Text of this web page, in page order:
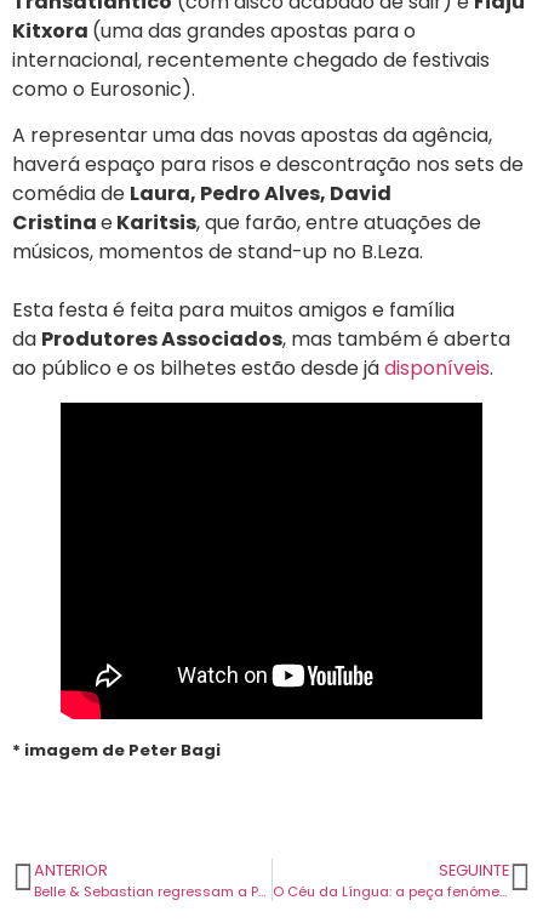
Kitxora (uma das grandes apostas para o
internacional, recentemente chegado de festivais
como o Eurosonic).
A representar uma das novas apostas da agência,
haverá espaço para risos e descontração nos sets de
comédia de Laura, Pedro Alves, David
CristinaeKaritsis, que farão, entre atuações de
músicos, momentos de stand-up no B.Leza.
Esta festa é feita para muitos amigos e família
da Produtores Associados, mas também é aberta
ao público e os bilhetes estão desde jádisponíveis.
* imagem de Peter Bagi
ANTERIOR
Belle & Sebastian regressam a Portugal para concerto em julho, no Coliseu dos Recreios.
SEGUINTE
O Céu da Língua: a peça fenómeno de Gregório Duvivier em digressão europeia em março de 2026.